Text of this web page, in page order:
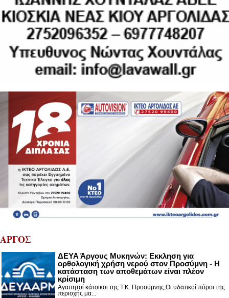
ΑΡΓΟΣ
ΔΕΥΑ Άργους Μυκηνών: Εκκληση για
ορθολογική χρήση νερού στον Προσύμνη - Η
κατάσταση των αποθεμάτων είναι πλέον
κρίσιμη
Αγαπητοί κάτοικοι της Τ.Κ. Προσύμνης,Οι υδατικοί πόροι της
περιοχής μα...